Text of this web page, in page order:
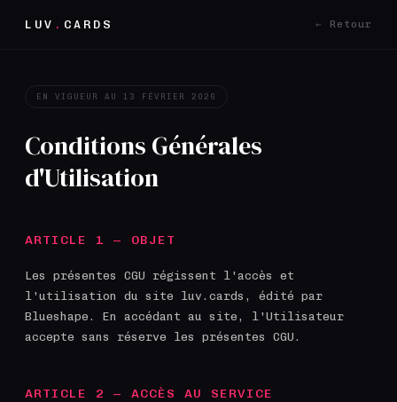
LUV . CARDS ← Retour
EN VIGUEUR AU 13 FÉVRIER 2026
Conditions Générales
d'Utilisation
ARTICLE 1 — OBJET
Les présentes CGU régissent l'accès et
l'utilisation du site luv.cards, édité par
Blueshape. En accédant au site, l'Utilisateur
accepte sans réserve les présentes CGU.
ARTICLE 2 — ACCÈS AU SERVICE